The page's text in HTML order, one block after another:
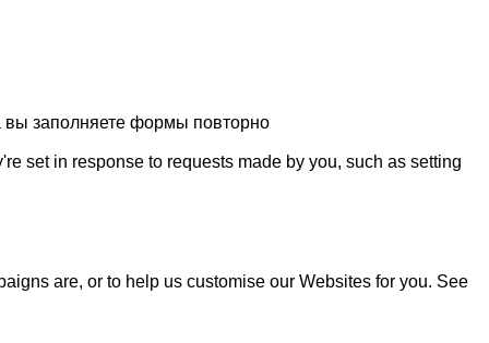
вы заполняете формы повторно
set in response to requests made by you, such as setting
are, or to help us customise our Websites for you. See